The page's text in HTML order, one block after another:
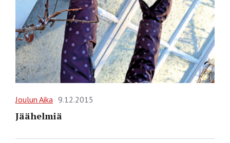
Joulun Aika 9.12.2015
Jäähelmiä